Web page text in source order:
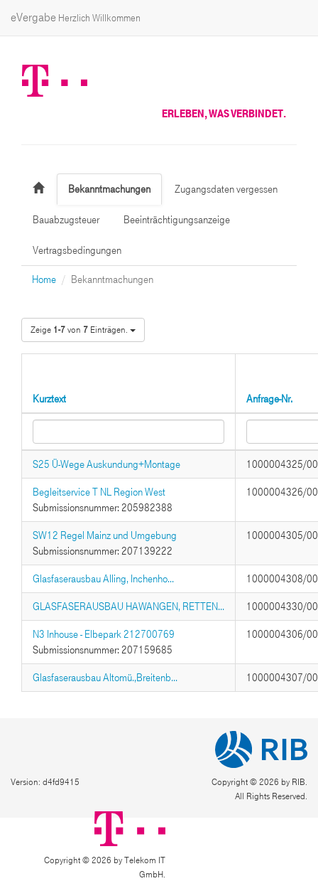
eVergabe Herzlich Willkommen
ERLEBEN, WAS VERBINDET.
Bekanntmachungen Zugangsdaten vergessen
Bauabzugsteuer Beeinträchtigungsanzeige
Vertragsbedingungen
Home Bekanntmachungen
Zeige 1-7von 7 Einträgen.
Kurztext Anfrage-Nr.
S25 Ü-Wege Auskundung+Montage 1000004325/
Begleitservice T NL Region West
Submissionsnummer: 205982388
1000004326/
SW12 Regel Mainz und Umgebung
Submissionsnummer: 207139222
1000004305/
Glasfaserausbau Alling, Inchenho... 1000004308/
GLASFASERAUSBAU HAWANGEN, RETTEN... 1000004330/
N3 Inhouse - Elbepark 212700769
Submissionsnummer: 207159685
1000004306/
Glasfaserausbau Altomü.,Breitenb... 1000004307/
Version: d4fd9415
Copyright © 2026 by RIB.
All Rights Reserved.
Copyright © 2026 by Telekom IT
GmbH.